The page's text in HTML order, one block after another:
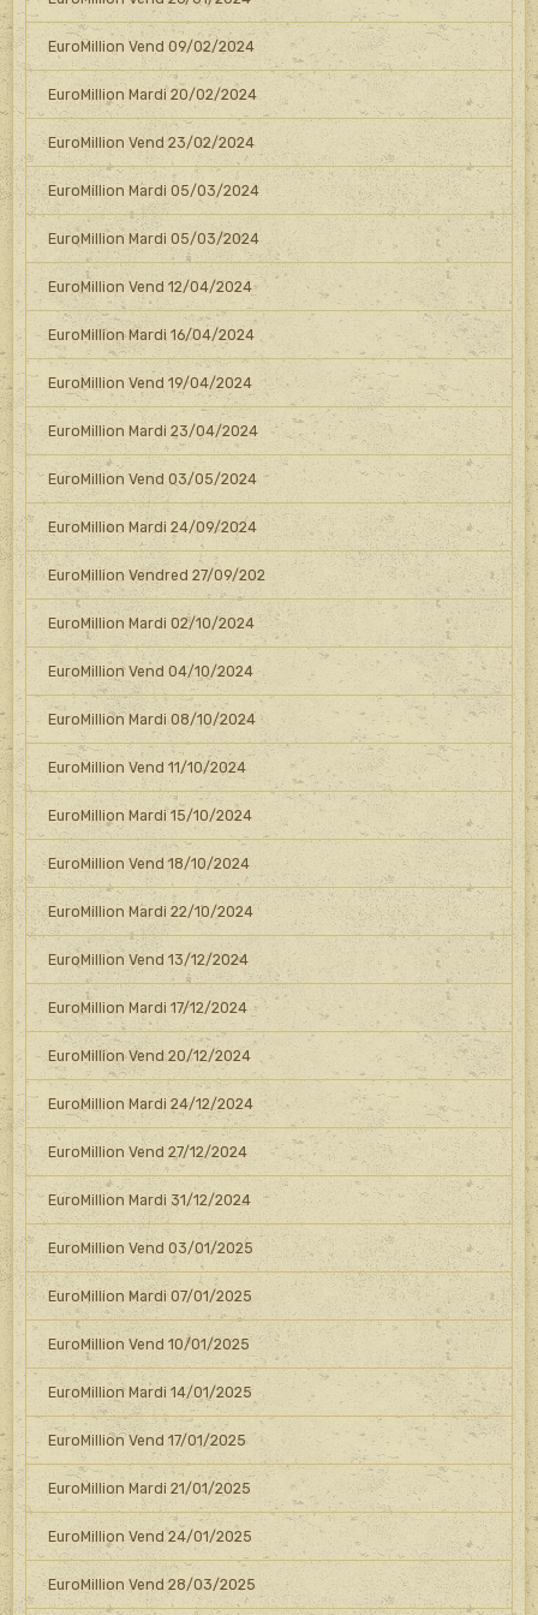
EuroMillion Vend 09/02/2024
EuroMillion Mardi 20/02/2024
EuroMillion Vend 23/02/2024
EuroMillion Mardi 05/03/2024
EuroMillion Mardi 05/03/2024
EuroMillion Vend 12/04/2024
EuroMillion Mardi 16/04/2024
EuroMillion Vend 19/04/2024
EuroMillion Mardi 23/04/2024
EuroMillion Vend 03/05/2024
EuroMillion Mardi 24/09/2024
EuroMillion Vendred 27/09/202
EuroMillion Mardi 02/10/2024
EuroMillion Vend 04/10/2024
EuroMillion Mardi 08/10/2024
EuroMillion Vend 11/10/2024
EuroMillion Mardi 15/10/2024
EuroMillion Vend 18/10/2024
EuroMillion Mardi 22/10/2024
EuroMillion Vend 13/12/2024
EuroMillion Mardi 17/12/2024
EuroMillion Vend 20/12/2024
EuroMillion Mardi 24/12/2024
EuroMillion Vend 27/12/2024
EuroMillion Mardi 31/12/2024
EuroMillion Vend 03/01/2025
EuroMillion Mardi 07/01/2025
EuroMillion Vend 10/01/2025
EuroMillion Mardi 14/01/2025
EuroMillion Vend 17/01/2025
EuroMillion Mardi 21/01/2025
EuroMillion Vend 24/01/2025
EuroMillion Vend 28/03/2025